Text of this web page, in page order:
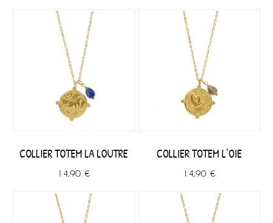
COLLIER TOTEM LA LOUTRE
14,90 €
COLLIER TOTEM L’OIE
14,90 €